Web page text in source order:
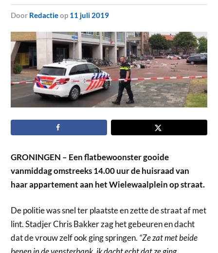
door Redactieop 11 juli 2019
GRONINGEN – Een flatbewoonster gooide
vanmiddag omstreeks 14.00 uur de huisraad van
haar appartement aan het Wielewaalplein op straat.
De politie was snel ter plaatste en zette de straat af met
lint. Stadjer Chris Bakker zag het gebeuren en dacht
dat de vrouw zelf ook ging springen. “Ze zat met beide